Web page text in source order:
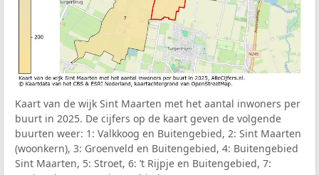
Kaart van de wijk Sint Maarten met het aantal inwoners per
buurt in 2025. De cijfers op de kaart geven de volgende
buurten weer: 1: Valkkoog en Buitengebied, 2: Sint Maarten
(woonkern), 3: Groenveld en Buitengebied, 4: Buitengebied
Sint Maarten, 5: Stroet, 6: ’t Rijpje en Buitengebied, 7: